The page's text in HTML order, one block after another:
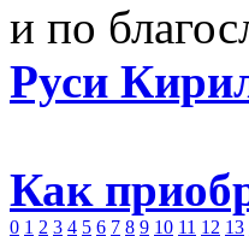
и по
Руси
Как
0 1 2 3 4 5 6 7 8 9 10 11 12 13